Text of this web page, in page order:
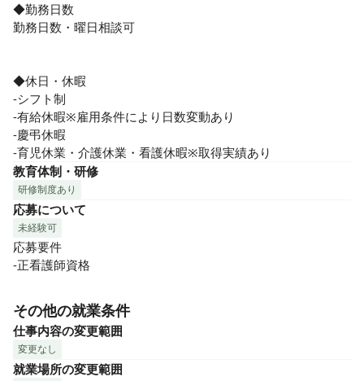
◆勤務日数
勤務日数・曜日相談可
◆休日・休暇
-シフト制
-有給休暇※雇用条件により日数変動あり
-慶弔休暇
-育児休業・介護休業・看護休暇※取得実績あり
教育体制・研修
研修制度あり
応募について
未経験可
応募要件
-正看護師資格
その他の就業条件
仕事内容の変更範囲
変更なし
就業場所の変更範囲